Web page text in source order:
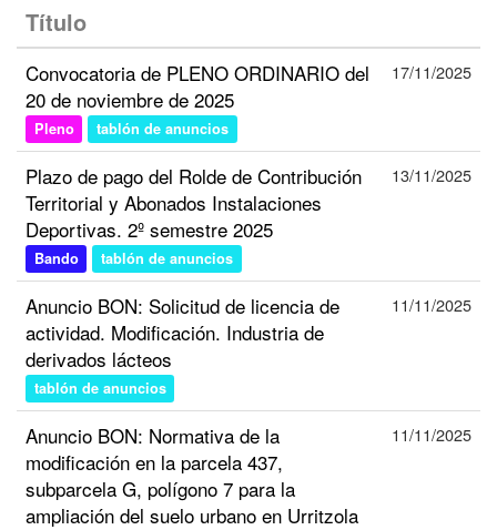
Título
Convocatoria de PLENO ORDINARIO del
20 de noviembre de 2025
Pleno tablón de anuncios
17/11/2025
Plazo de pago del Rolde de Contribución
Territorial y Abonados Instalaciones
Deportivas. 2º semestre 2025
Bando tablón de anuncios
13/11/2025
Anuncio BON: Solicitud de licencia de
actividad. Modificación. Industria de
derivados lácteos
tablón de anuncios
11/11/2025
Anuncio BON: Normativa de la
modificación en la parcela 437,
subparcela G, polígono 7 para la
ampliación del suelo urbano en Urritzola
11/11/2025